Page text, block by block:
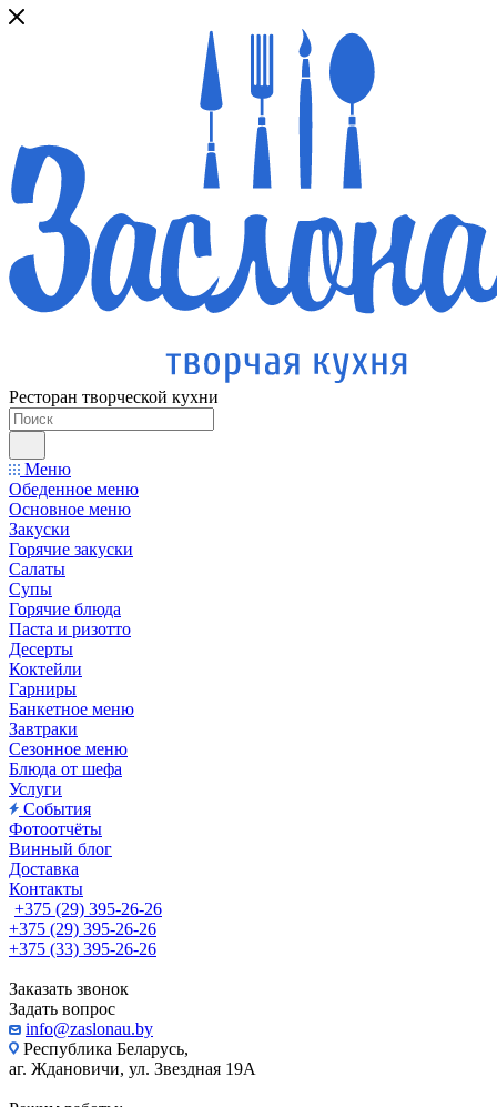
Ресторан творческой кухни
Меню
Обеденное меню
Основное меню
Закуски
Горячие закуски
Салаты
Супы
Горячие блюда
Паста и ризотто
Десерты
Коктейли
Гарниры
Банкетное меню
Завтраки
Сезонное меню
Блюда от шефа
Услуги
События
Фотоотчёты
Винный блог
Доставка
Контакты
+375 (29) 395-26-26
+375 (29) 395-26-26
+375 (33) 395-26-26
Заказать звонок
Задать вопрос
info@zaslonau.by
Республика Беларусь,
аг. Ждановичи, ул. Звездная 19А